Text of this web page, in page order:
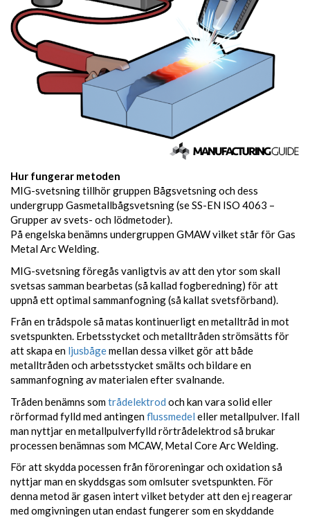
Hur fungerar metoden
MIG-svetsning tillhör gruppen Bågsvetsning och dess
undergrupp Gasmetallbågsvetsning (se SS-EN ISO 4063 –
Grupper av svets- och lödmetoder).
På engelska benämns undergruppen GMAW vilket står för Gas
Metal Arc Welding.
MIG-svetsning föregås vanligtvis av att den ytor som skall
svetsas samman bearbetas (så kallad fogberedning) för att
uppnå ett optimal sammanfogning (så kallat svetsförband).
Från en trådspole så matas kontinuerligt en metalltråd in mot
svetspunkten. Erbetsstycket och metalltråden strömsätts för
att skapa en ljusbågemellan dessa vilket gör att både
metalltråden och arbetsstycket smälts och bildare en
sammanfogning av materialen efter svalnande.
Tråden benämns somtrådelektrod och kan vara solid eller
rörformad fylld med antingenflussmedel eller metallpulver. Ifall
man nyttjar en metallpulverfylld rörtrådelektrod så brukar
processen benämnas som MCAW, Metal Core Arc Welding.
För att skydda pocessen från föroreningar och oxidation så
nyttjar man en skyddsgas som omlsuter svetspunkten. För
denna metod är gasen intert vilket betyder att den ej reagerar
med omgivningen utan endast fungerer som en skyddande